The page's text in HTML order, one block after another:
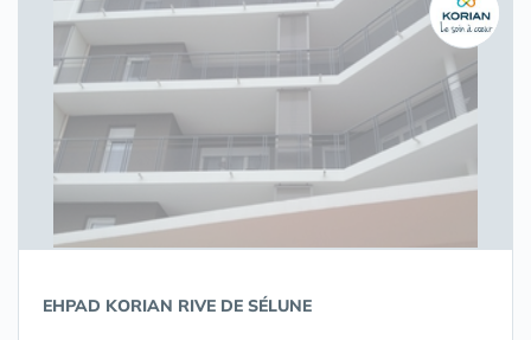
EHPAD KORIAN RIVE DE SÉLUNE